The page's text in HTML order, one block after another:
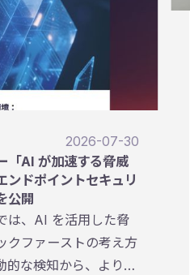
2026-07-30
「AI が加速する脅威
ンドポイントセキュリ
公開
は、AI を活用した脅
クファーストの考え方
的な検知から、より迅